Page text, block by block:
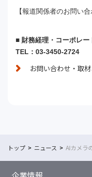
【報道関係者のお問い合
■ 財務経理・コーポレ
TEL：03-3450-2724
お問い合わせ・取
トップ ニュース AIカメラ